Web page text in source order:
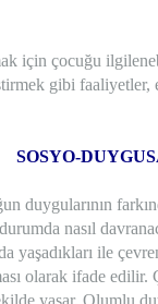
için çocuğu
gibi faaliyetler,
SOSYO-
duygularının
nasıl
yaşadıkları ile
olarak ifade
yaşar. Olumlu